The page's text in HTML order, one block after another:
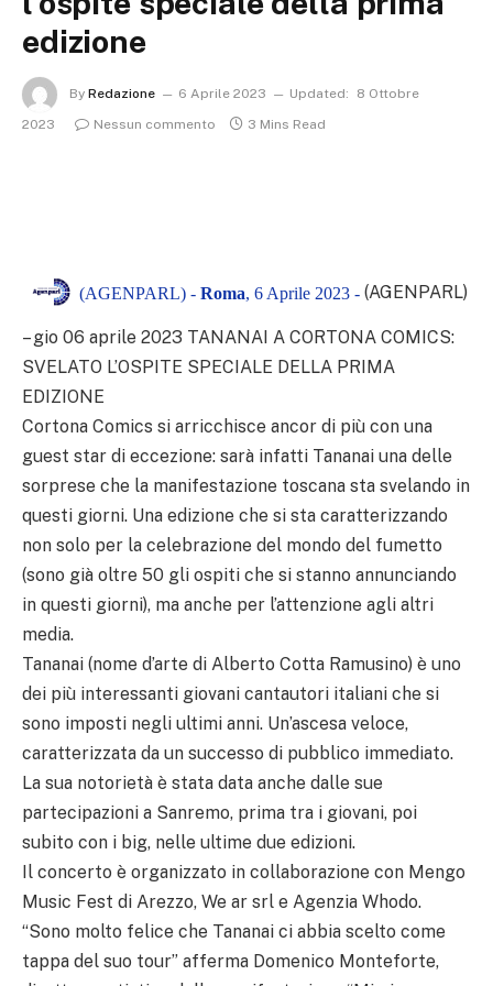
edizione
By Redazione 6 Aprile 2023 Updated:
8 Ottobre
2023
Nessun commento 3 Mins Read
(AGENPARL) - Roma, 6 Aprile 2023 - (AGENPARL)
– gio 06 aprile 2023 TANANAI A CORTONA COMICS:
SVELATO L’OSPITE SPECIALE DELLA PRIMA
EDIZIONE
Cortona Comics si arricchisce ancor di più con una
guest star di eccezione: sarà infatti Tananai una delle
sorprese che la manifestazione toscana sta svelando in
questi giorni. Una edizione che si sta caratterizzando
non solo per la celebrazione del mondo del fumetto
(sono già oltre 50 gli ospiti che si stanno annunciando
in questi giorni), ma anche per l’attenzione agli altri
media.
Tananai (nome d’arte di Alberto Cotta Ramusino) è uno
dei più interessanti giovani cantautori italiani che si
sono imposti negli ultimi anni. Un’ascesa veloce,
caratterizzata da un successo di pubblico immediato.
La sua notorietà è stata data anche dalle sue
partecipazioni a Sanremo, prima tra i giovani, poi
subito con i big, nelle ultime due edizioni.
Il concerto è organizzato in collaborazione con Mengo
Music Fest di Arezzo, We ar srl e Agenzia Whodo.
“Sono molto felice che Tananai ci abbia scelto come
tappa del suo tour” afferma Domenico Monteforte,